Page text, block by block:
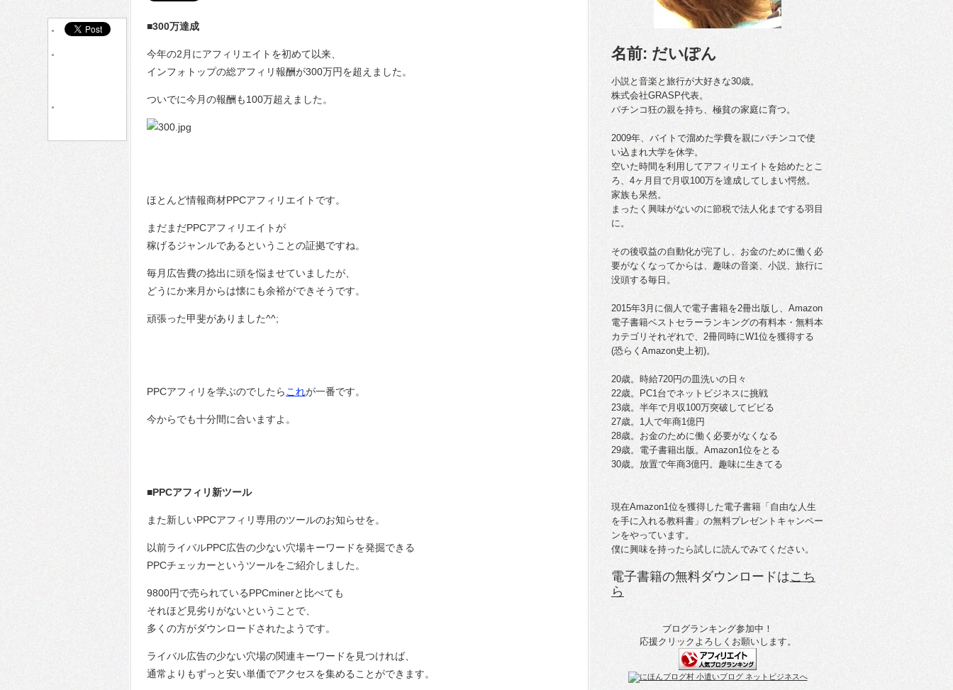
■300万達成
今年の2月にアフィリエイトを初めて以来、
インフォトップの総アフィリ報酬が300万円を超えました。
ついでに今月の報酬も100万超えました。
ほとんど情報商材PPCアフィリエイトです。
まだまだPPCアフィリエイトが
稼げるジャンルであるということの証拠ですね。
毎月広告費の捻出に頭を悩ませていましたが、
どうにか来月からは懐にも余裕ができそうです。
頑張った甲斐がありました^^;
PPCアフィリを学ぶのでしたらこれが一番です。
今からでも十分間に合いますよ。
■PPCアフィリ新ツール
また新しいPPCアフィリ専用のツールのお知らせを。
以前ライバルPPC広告の少ない穴場キーワードを発掘できる
PPCチェッカーというツールをご紹介しました。
9800円で売られているPPCminerと比べても
それほど見劣りがないということで、
多くの方がダウンロードされたようです。
ライバル広告の少ない穴場の関連キーワードを見つければ、
通常よりもずっと安い単価でアクセスを集めることができます。
名前: だいぽん
小説と音楽と旅行が大好きな30歳。
株式会社GRASP代表。
パチンコ狂の親を持ち、極貧の家庭に育つ。
2009年、バイトで溜めた学費を親にパチンコで使
い込まれ大学を休学。
空いた時間を利用してアフィリエイトを始めたとこ
ろ、4ヶ月目で月収100万を達成してしまい愕然。
家族も呆然。
まったく興味がないのに節税で法人化までする羽目
に。
その後収益の自動化が完了し、お金のために働く必
要がなくなってからは、趣味の音楽、小説、旅行に
没頭する毎日。
2015年3月に個人で電子書籍を2冊出版し、Amazon
電子書籍ベストセラーランキングの有料本・無料本
カテゴリそれぞれで、2冊同時にW1位を獲得する
(恐らくAmazon史上初)。
20歳。時給720円の皿洗いの日々
22歳。PC1台でネットビジネスに挑戦
23歳。半年で月収100万突破してビビる
27歳。1人で年商1億円
28歳。お金のために働く必要がなくなる
29歳。電子書籍出版。Amazon1位をとる
30歳。放置で年商3億円。趣味に生きてる
現在Amazon1位を獲得した電子書籍「自由な人生
を手に入れる教科書」の無料プレゼントキャンペー
ンをやっています。
僕に興味を持ったら試しに読んでみてください。
電子書籍の無料ダウンロードはこち
ら
ブログランキング参加中！
応援クリックよろしくお願いします。